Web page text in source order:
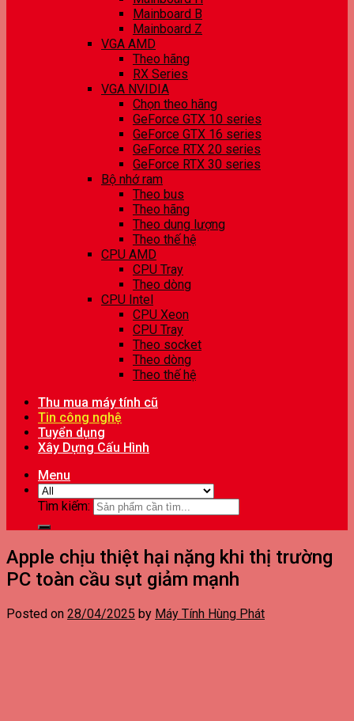
Mainboard B
Mainboard Z
VGA AMD
Theo hãng
RX Series
VGA NVIDIA
Chọn theo hãng
GeForce GTX 10 series
GeForce GTX 16 series
GeForce RTX 20 series
GeForce RTX 30 series
Bộ nhớ ram
Theo bus
Theo hãng
Theo dung lượng
Theo thế hệ
CPU AMD
CPU Tray
Theo dòng
CPU Intel
CPU Xeon
CPU Tray
Theo socket
Theo dòng
Theo thế hệ
Thu mua máy tính cũ
Tin công nghệ
Tuyển dụng
Xây Dựng Cấu Hình
Menu
Tìm kiếm:
Apple chịu thiệt hại nặng khi thị trường
PC toàn cầu sụt giảm mạnh
Posted on 28/04/2025 by Máy Tính Hùng Phát